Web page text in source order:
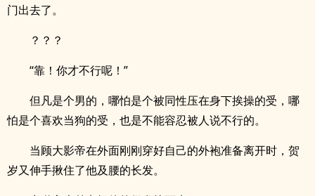
门出去了。
？？？
“靠！你才不行呢！”
但凡是个男的，哪怕是个被同性压在身下挨操的受，哪
怕是个喜欢当狗的受，也是不能容忍被人说不行的。
当顾大影帝在外面刚刚穿好自己的外袍准备离开时，贺
岁又伸手揪住了他及腰的长发。